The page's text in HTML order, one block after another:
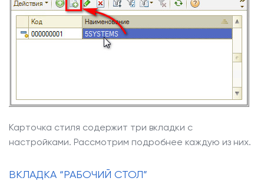
Карточка стиля содержит три вкладки с
настройками. Рассмотрим подробнее каждую из них.
ВКЛАДКА “РАБОЧИЙ СТОЛ”